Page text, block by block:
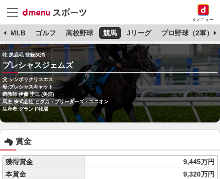
dメニュー
MLB ゴルフ 高校野球 競馬 Jリーグ プロ野球（2軍）
牝 黒鹿毛 登録抹消
プレシャスジェムズ
父:シンボリクリスエス
母:プレシャスキャット
調教師:伊藤 圭三 (美浦)
馬主:株式会社 ヒダカ・ブリーダーズ・ユニオン
生産者:グランド牧場
賞金
獲得賞金
9,445万円
本賞金
9,320万円